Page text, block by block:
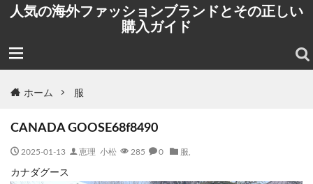
人気の海外ファッションブランドとその正しい
購入ガイド
ホーム 服
CANADA GOOSE68f8490
2025-01-13 恵理 小松 285 0 服
カナダグース